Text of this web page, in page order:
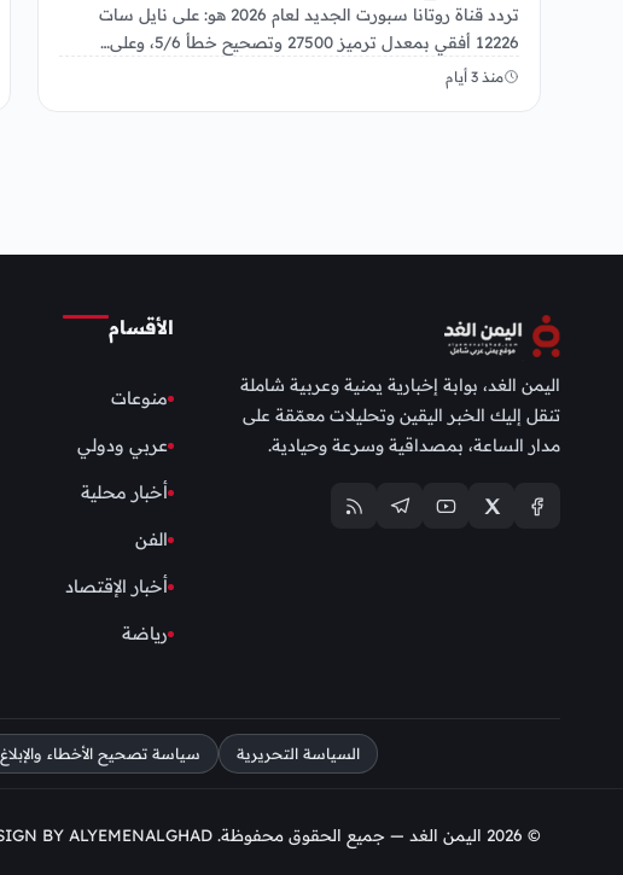
تردد قناة روتانا سبورت الجديد لعام 2026 هو: على نايل سات
12226 أفقي بمعدل ترميز 27500 وتصحيح خطأ 5/6، وعلى…
منذ 3 أيام
اليمن الغد، بوابة إخبارية يمنية وعربية شاملة
تنقل إليك الخبر اليقين وتحليلات معمّقة على
مدار الساعة، بمصداقية وسرعة وحيادية.
الأقسام
منوعات
عربي ودولي
أخبار محلية
الفن
أخبار الإقتصاد
رياضة
السياسة التحريرية سياسة تصحيح الأخطاء والإبلاغ
© 2026 اليمن الغد — جميع الحقوق محفوظة. DESIGN BY ALYEMENALGHAD